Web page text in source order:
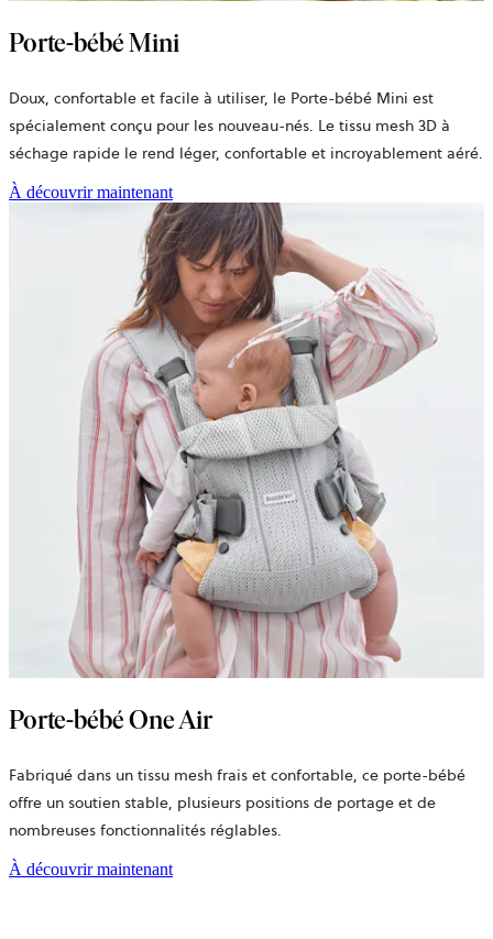
Porte-bébé Mini
Doux, confortable et facile à utiliser, le Porte-bébé Mini est
spécialement conçu pour les nouveau-nés. Le tissu mesh 3D à
séchage rapide le rend léger, confortable et incroyablement aéré.
À découvrir maintenant
Porte-bébé One Air
Fabriqué dans un tissu mesh frais et confortable, ce porte-bébé
offre un soutien stable, plusieurs positions de portage et de
nombreuses fonctionnalités réglables.
À découvrir maintenant